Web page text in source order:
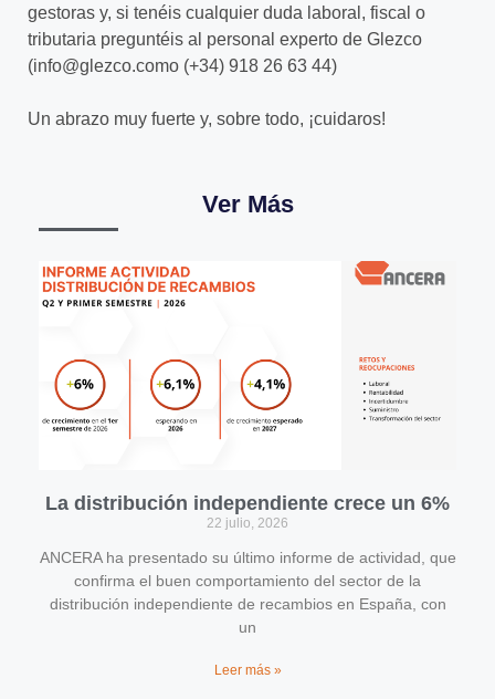
gestoras y, si tenéis cualquier duda laboral, fiscal o
tributaria preguntéis al personal experto de Glezco
(info@glezco.como (+34) 918 26 63 44)
Un abrazo muy fuerte y, sobre todo, ¡cuidaros!
Ver Más
La distribución independiente crece un 6%
22 julio, 2026
ANCERA ha presentado su último informe de actividad, que
confirma el buen comportamiento del sector de la
distribución independiente de recambios en España, con
un
Leer más »